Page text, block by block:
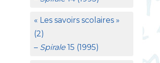
« Les savoirs scolaires »
(2)
– Spirale15 (1995)